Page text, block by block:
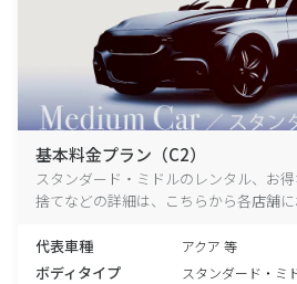
基本料金プラン（C2）
スタンダード・ミドルのレンタル、お
捨てなどの詳細は、こちらから各店舗に
代表車種 アクア 等
ボディタイプ スタンダード・ミ